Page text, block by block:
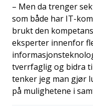
– Men da trenger
som både har IT-
brukt den
eksperter innenfor
tverrfaglig og bidra
tenker jeg man gjør
på mulighetene i